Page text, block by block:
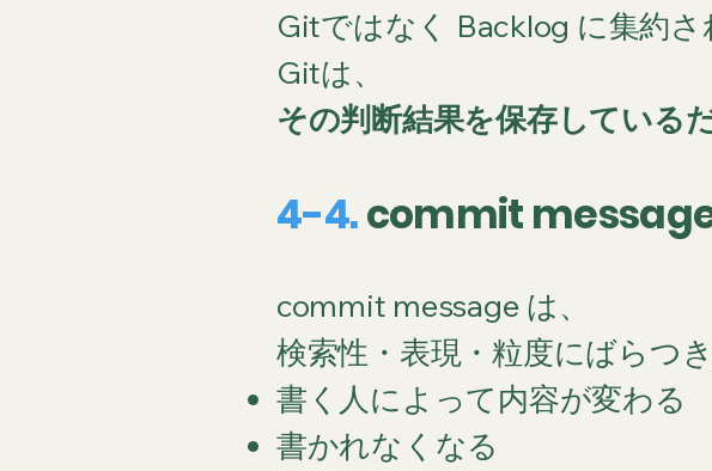
Gitではなく Backlog に集約さ
Gitは、
その判断結果を保存している
4-4.commit message
commit message は、
検索性・表現・粒度にばらつき
書く人によって内容が変わる
書かれなくなる